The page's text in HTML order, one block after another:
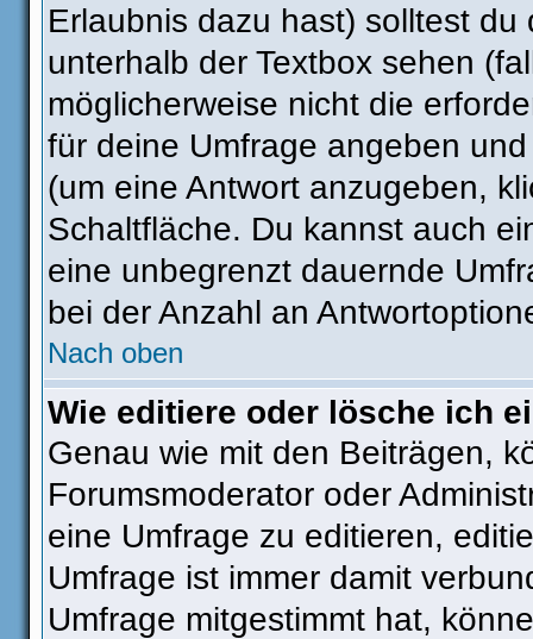
Erlaubnis dazu hast) solltest
unterhalb der Textbox sehen
möglicherweise nicht die
für deine Umfrage angeben
(um eine Antwort anzugeben,
Schaltfläche. Du kannst auch
eine unbegrenzt dauernde
bei der Anzahl an
Nach oben
Wie editiere oder lösche ich
Genau wie mit den Beiträgen,
Forumsmoderator oder
eine Umfrage zu editieren,
Umfrage ist immer damit
Umfrage mitgestimmt hat,